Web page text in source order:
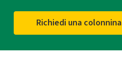
Richiedi una colonnina